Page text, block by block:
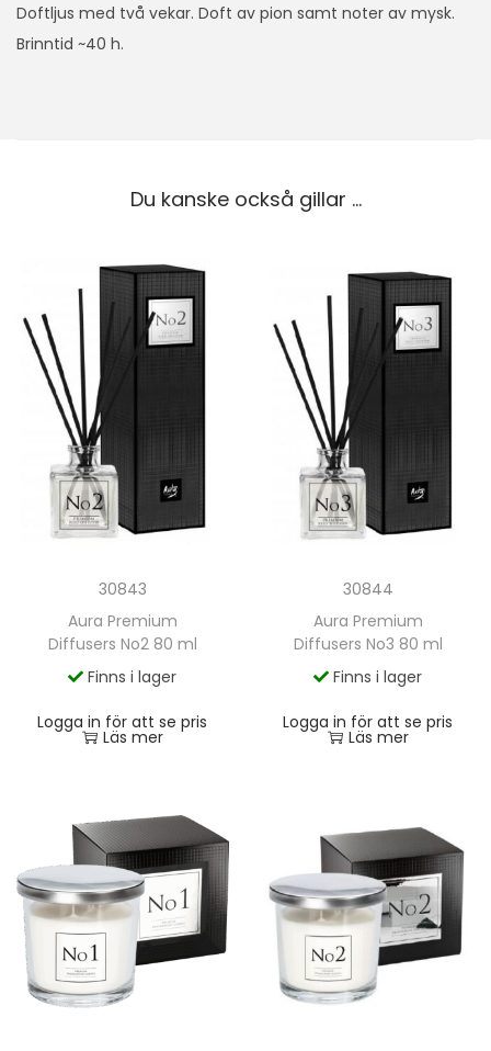
Doftljus med två vekar. Doft av pion samt noter av mysk.
Brinntid ~40 h.
Du kanske också gillar …
30843
Aura Premium
Diffusers No2 80 ml
Finns i lager
Logga in för att se pris
Läs mer
30844
Aura Premium
Diffusers No3 80 ml
Finns i lager
Logga in för att se pris
Läs mer